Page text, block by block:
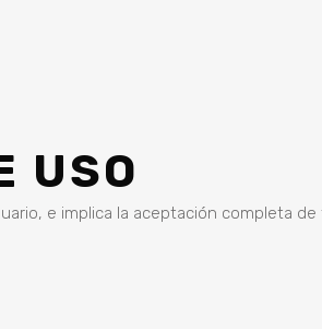
USO
e implica la aceptación completa